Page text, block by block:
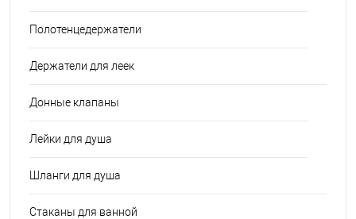
Полотенцедержатели
Держатели для леек
Донные клапаны
Лейки для душа
Шланги для душа
Стаканы для ванной